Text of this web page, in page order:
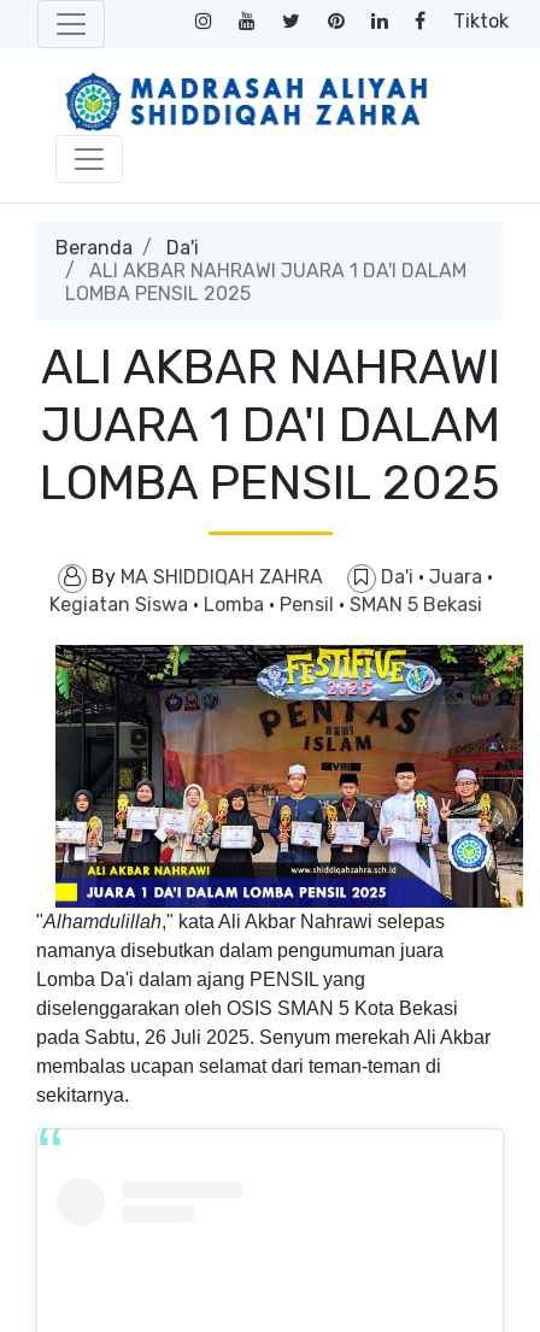
Tiktok
Beranda
Da'i
ALI AKBAR NAHRAWI JUARA 1 DA'I DALAM
LOMBA PENSIL 2025
ALI AKBAR NAHRAWI
JUARA 1 DA'I DALAM
LOMBA PENSIL 2025
By MA SHIDDIQAH ZAHRA Da'i · Juara ·
Kegiatan Siswa · Lomba · Pensil · SMAN 5 Bekasi
"Alhamdulillah," kata Ali Akbar Nahrawi selepas
namanya disebutkan dalam pengumuman juara
Lomba Da'i dalam ajang PENSIL yang
diselenggarakan oleh OSIS SMAN 5 Kota Bekasi
pada Sabtu, 26 Juli 2025. Senyum merekah Ali Akbar
membalas ucapan selamat dari teman-teman di
sekitarnya.